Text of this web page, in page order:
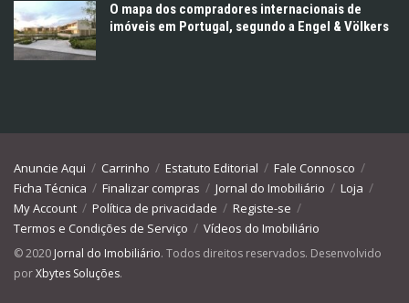
O mapa dos compradores internacionais de
imóveis em Portugal, segundo a Engel & Völkers
Anuncie Aqui Carrinho Estatuto Editorial
Fale Connosco
Ficha Técnica
Finalizar compras Jornal do Imobiliário
Loja
My Account
Política de privacidade
Registe-se
Termos e Condições de Serviço
Vídeos do Imobiliário
© 2020 Jornal do Imobiliário. Todos direitos reservados. Desenvolvido
porXbytes Soluções.